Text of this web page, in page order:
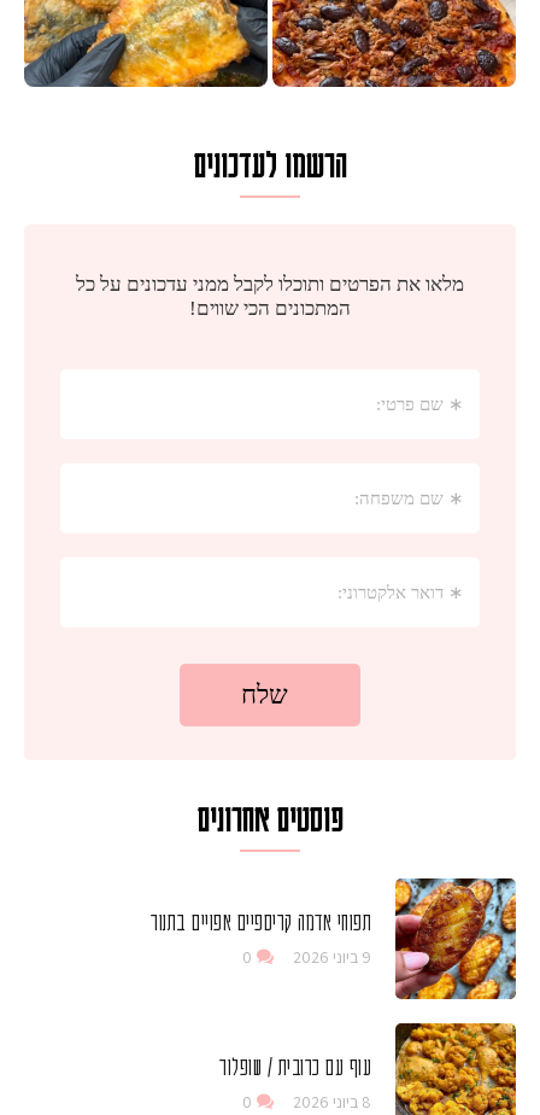
הרשמו לעדכונים
פוסטים אחרונים
תפוחי אדמה קריספיים אפויים בתנור
9 ביוני 2026 0
עוף עם כרובית / שופלור
8 ביוני 2026 0